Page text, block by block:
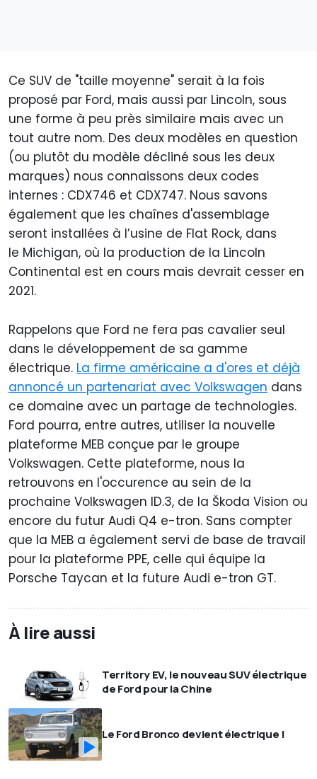
Ce SUV de "taille moyenne" serait à la fois
proposé par Ford, mais aussi par Lincoln, sous
une forme à peu près similaire mais avec un
tout autre nom. Des deux modèles en question
(ou plutôt du modèle décliné sous les deux
marques) nous connaissons deux codes
internes : CDX746 et CDX747. Nous savons
également que les chaînes d'assemblage
seront installées à l’usine de Flat Rock, dans
le Michigan, où la production de la Lincoln
Continental est en cours mais devrait cesser en
2021.
Rappelons que Ford ne fera pas cavalier seul
dans le développement de sa gamme
électrique. La firme américaine a d'ores et déjà
annoncé un partenariat avec Volkswagen dans
ce domaine avec un partage de technologies.
Ford pourra, entre autres, utiliser la nouvelle
plateforme MEB conçue par le groupe
Volkswagen. Cette plateforme, nous la
retrouvons en l'occurence au sein de la
prochaine Volkswagen ID.3, de la Škoda Vision ou
encore du futur Audi Q4 e-tron. Sans compter
que la MEB a également servi de base de travail
pour la plateforme PPE, celle qui équipe la
Porsche Taycan et la future Audi e-tron GT.
À lire aussi
Territory EV, le nouveau SUV électrique
de Ford pour la Chine
Le Ford Bronco devient électrique !